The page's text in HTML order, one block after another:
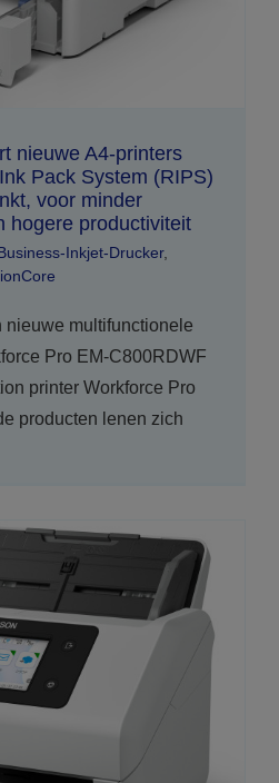
nieuwe A4-printers
Pack System (RIPS)
voor minder
hogere productiviteit
Inkjet-Drucker,
nieuwe multifunctionele
Pro EM-C800RDWF
printer Workforce Pro
producten lenen zich